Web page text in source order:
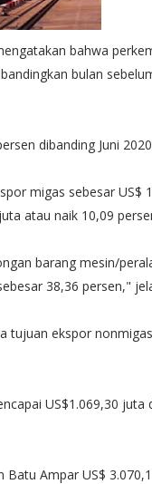
bahwa
bulan
dibanding Juni
migas sebesar US$
atau naik 10,09
barang mesin/
38,36 persen,"
tujuan ekspor
US$1.069,30 juta
Batu Ampar US$